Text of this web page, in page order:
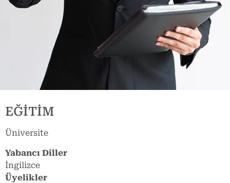
EĞİTİM
Üniversite
Yabancı Diller
İngilizce
Üyelikler